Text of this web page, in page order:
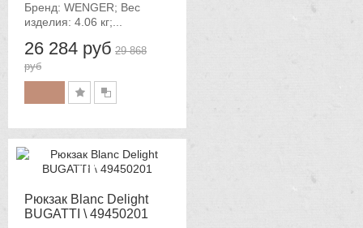
Бренд: WENGER; Вес
изделия: 4.06 кг;...
26 284 руб 29 868
руб
Рюкзак Blanc Delight
BUGATTI \ 49450201
-12%